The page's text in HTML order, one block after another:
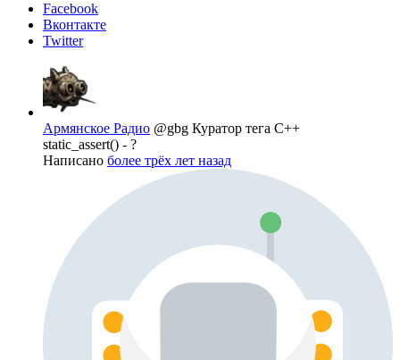
Facebook
Вконтакте
Twitter
Армянское Радио @gbg Куратор тега C++
static_assert() - ?
Написано более трёх лет назад